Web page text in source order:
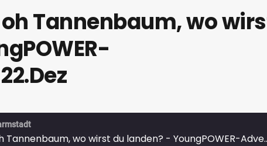
Tannenbaum, wo
Oh Tannenbaum, oh Tannenbaum,